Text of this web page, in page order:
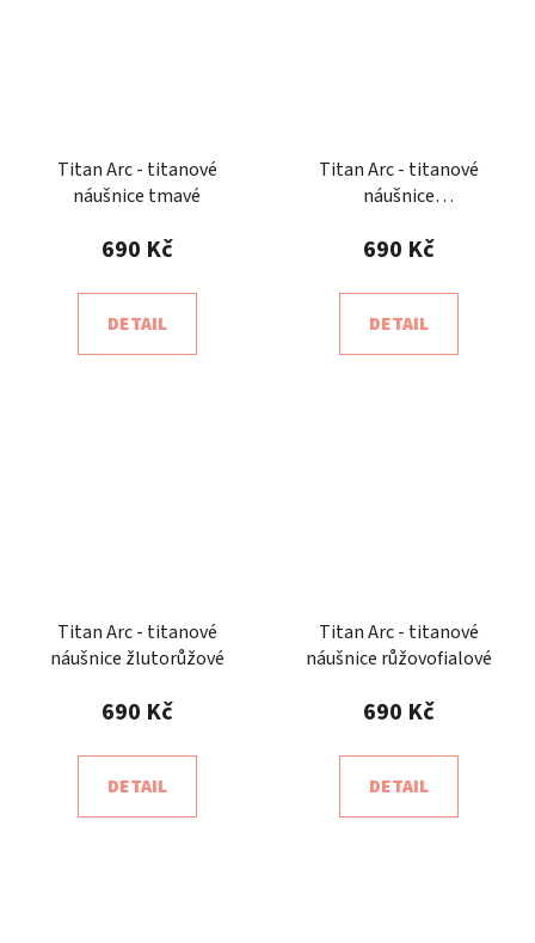
Titan Arc - titanové
náušnice tmavé
690 Kč
DETAIL
Titan Arc - titanové
náušnice
690 Kč
DETAIL
Titan Arc - titanové
náušnice žlutorůžové
690 Kč
DETAIL
Titan Arc - titanové
náušnice růžovofialové
690 Kč
DETAIL